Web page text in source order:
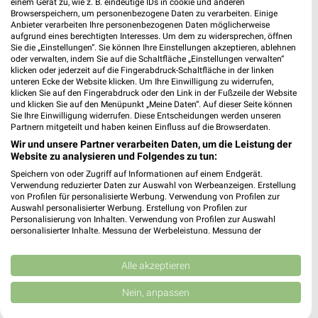
Jetzt alle "Angebote für den Camping-Urlaub" Themen
entdecken!
MEHR PROSPEKTE
weekli - Prospekte & Angebote App
Browserspeichern, um personenbezogene Daten zu verarbeiten. Einige
Anbieter verarbeiten Ihre personenbezogenen Daten möglicherweise
aufgrund eines berechtigten Interesses. Um dem zu widersprechen, öffnen
Sie die „Einstellungen“. Sie können Ihre Einstellungen akzeptieren, ablehnen
oder verwalten, indem Sie auf die Schaltfläche „Einstellungen verwalten“
klicken oder jederzeit auf die Fingerabdruck-Schaltfläche in der linken
unteren Ecke der Website klicken. Um Ihre Einwilligung zu widerrufen,
klicken Sie auf den Fingerabdruck oder den Link in der Fußzeile der Website
und klicken Sie auf den Menüpunkt „Meine Daten“. Auf dieser Seite können
Sie Ihre Einwilligung widerrufen. Diese Entscheidungen werden unseren
Partnern mitgeteilt und haben keinen Einfluss auf die Browserdaten.
Wir und unsere Partner verarbeiten Daten, um die Leistung der
Website zu analysieren und Folgendes zu tun:
Speichern von oder Zugriff auf Informationen auf einem Endgerät.
Verwendung reduzierter Daten zur Auswahl von Werbeanzeigen. Erstellung
von Profilen für personalisierte Werbung. Verwendung von Profilen zur
Auswahl personalisierter Werbung. Erstellung von Profilen zur
Personalisierung von Inhalten. Verwendung von Profilen zur Auswahl
personalisierter Inhalte. Messung der Werbeleistung. Messung der
Kombinationen von Daten aus verschiedenen Quellen. Entwicklung und
Verbesserung der Angebote. Verwendung reduzierter Daten zur Auswahl
von Inhalten.
Daten können außerhalb der Europäischen Union weitergegeben und in die
Alle akzeptieren
Nein, anpassen